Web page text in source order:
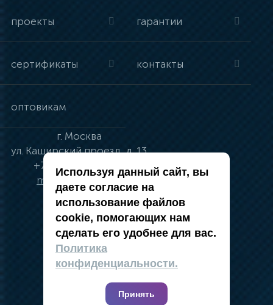
проекты гарантии
сертификаты контакты
оптовикам
г. Москва
ул. Каширский проезд, д. 13
+7 (495) 134-41-83
moskva@vincci.ru
политика в отношении обработки
персональных данных
публичная оферта
карта сайта
Используя данный сайт, вы
даете согласие на
использование файлов
cookie, помогающих нам
сделать его удобнее для вас.
Политика
конфиденциальности.
Принять